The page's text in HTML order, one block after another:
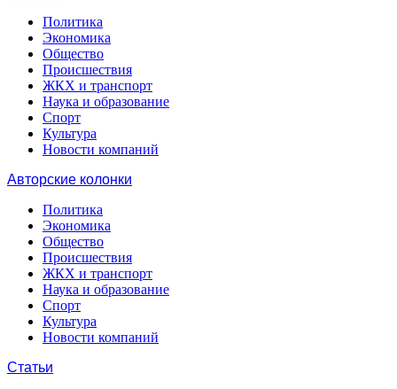
Политика
Экономика
Общество
Происшествия
ЖКХ и транспорт
Наука и образование
Спорт
Культура
Новости компаний
Авторские колонки
Политика
Экономика
Общество
Происшествия
ЖКХ и транспорт
Наука и образование
Спорт
Культура
Новости компаний
Статьи